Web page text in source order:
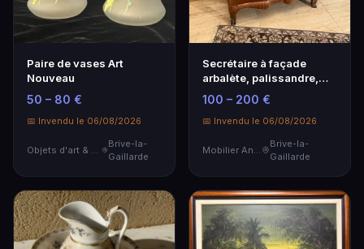
Paire de vases Art
Nouveau
50 – 80 €
📅 Invendu le 06/08/2026
Objets d'art & Curiosités
Brive-la-
Gaillarde
Secrétaire à façade
arbalète, palissandre,
dessus de marbre,…
100 – 200 €
📅 Invendu le 06/08/2026
Mobilier Ancien
Brive-la-
Gaillarde